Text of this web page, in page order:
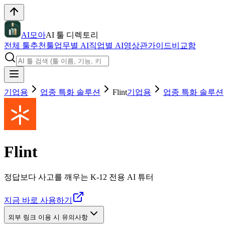
AI모아AI 툴 디렉토리
전체 툴추천툴업무별 AI직업별 AI영상관가이드비교함
기업용 업종 특화 솔루션 Flint기업용 업종 특화 솔루션
Flint
정답보다 사고를 깨우는 K-12 전용 AI 튜터
지금 바로 사용하기
외부 링크 이용 시 유의사항